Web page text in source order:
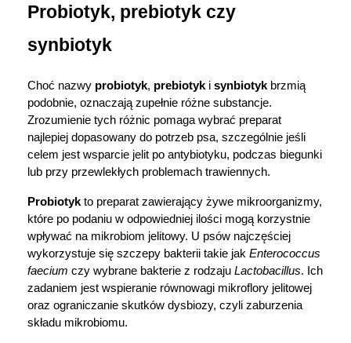
Probiotyk, prebiotyk czy
synbiotyk
Choć nazwy probiotyk, prebiotyk i synbiotyk brzmią
podobnie, oznaczają zupełnie różne substancje.
Zrozumienie tych różnic pomaga wybrać preparat
najlepiej dopasowany do potrzeb psa, szczególnie jeśli
celem jest wsparcie jelit po antybiotyku, podczas biegunki
lub przy przewlekłych problemach trawiennych.
Probiotyk to preparat zawierający żywe mikroorganizmy,
które po podaniu w odpowiedniej ilości mogą korzystnie
wpływać na mikrobiom jelitowy. U psów najczęściej
wykorzystuje się szczepy bakterii takie jak Enterococcus
faecium czy wybrane bakterie z rodzaju Lactobacillus. Ich
zadaniem jest wspieranie równowagi mikroflory jelitowej
oraz ograniczanie skutków dysbiozy, czyli zaburzenia
składu mikrobiomu.